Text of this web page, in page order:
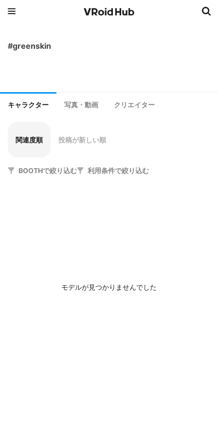
#greenskin
キャラクター 写真・動画 クリエイター
関連度順 投稿が新しい順
BOOTHで絞り込む 利用条件で絞り込む
モデルが見つかりませんでした